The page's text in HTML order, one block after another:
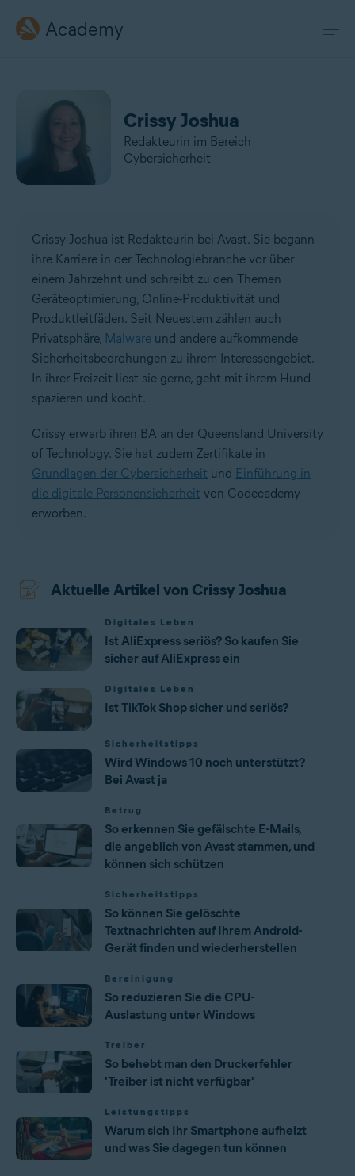
Academy
Crissy Joshua
Redakteurin im Bereich
Cybersicherheit
Crissy Joshua ist Redakteurin bei Avast. Sie begann
ihre Karriere in der Technologiebranche vor über
einem Jahrzehnt und schreibt zu den Themen
Geräteoptimierung, Online-Produktivität und
Produktleitfäden. Seit Neuestem zählen auch
Privatsphäre, Malware und andere aufkommende
Sicherheitsbedrohungen zu ihrem Interessengebiet.
In ihrer Freizeit liest sie gerne, geht mit ihrem Hund
spazieren und kocht.
Crissy erwarb ihren BA an der Queensland University
of Technology. Sie hat zudem Zertifikate in
Grundlagen der Cybersicherheit und Einführung in
die digitale Personensicherheit von Codecademy
erworben.
Aktuelle Artikel von Crissy Joshua
Digitales Leben
Ist AliExpress seriös? So kaufen Sie
sicher auf AliExpress ein
Digitales Leben
Ist TikTok Shop sicher und seriös?
Sicherheitstipps
Wird Windows 10 noch unterstützt?
Bei Avast ja
Betrug
So erkennen Sie gefälschte E-Mails,
die angeblich von Avast stammen, und
können sich schützen
Sicherheitstipps
So können Sie gelöschte
Textnachrichten auf Ihrem Android-
Gerät finden und wiederherstellen
Bereinigung
So reduzieren Sie die CPU-
Auslastung unter Windows
Treiber
So behebt man den Druckerfehler
'Treiber ist nicht verfügbar'
Leistungstipps
Warum sich Ihr Smartphone aufheizt
und was Sie dagegen tun können